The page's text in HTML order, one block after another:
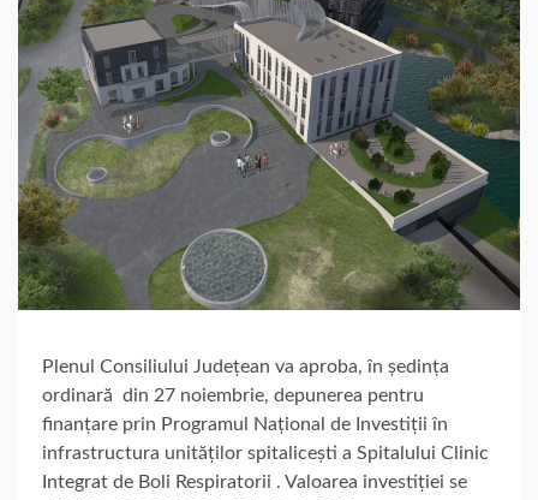
Plenul Consiliului Județean va aproba, în ședința
ordinară din 27 noiembrie, depunerea pentru
finanțare prin Programul Național de Investiții în
infrastructura unităților spitalicești a Spitalului Clinic
Integrat de Boli Respiratorii . Valoarea investiției se